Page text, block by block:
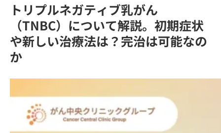
トリプルネガティブ乳がん
（TNBC）について解説。初期症状
や新しい治療法は？完治は可能なの
か